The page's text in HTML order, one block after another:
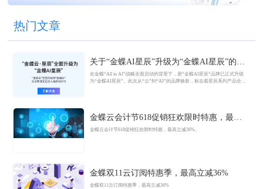
热门文章
关于“金蝶AI星辰”升级为“金蝶AI星辰”的官
方公告
在金蝶“All in AI”战略全面启动的背景下，原“金蝶AI星辰”品牌已正式升级
为“金蝶AI星辰”。此次从“云”到“AI”的品牌焕新，标志着星辰系列产品全面
金蝶云会计节618促销狂欢限时特惠，最高
立减36%
金蝶云会计节618促销狂欢限时特惠，最高立减36%。
金蝶双11云订阅特惠季，最高立减36%
金蝶双11云订阅特惠季，最高立减36%